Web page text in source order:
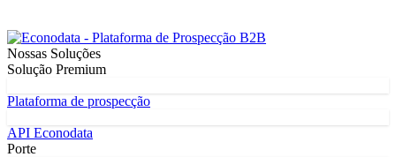
Nossas Soluções
Solução Premium
Plataforma de prospecção
API Econodata
Porte